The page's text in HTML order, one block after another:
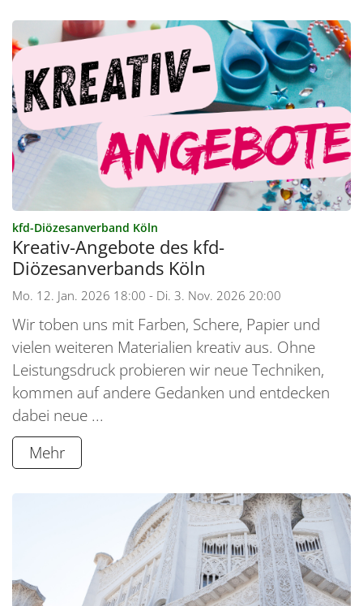
kfd-Diözesanverband Köln
Kreativ-Angebote des kfd-
Diözesanverbands Köln
Mo. 12. Jan. 2026 18:00 - Di. 3. Nov. 2026 20:00
Wir toben uns mit Farben, Schere, Papier und
vielen weiteren Materialien kreativ aus. Ohne
Leistungsdruck probieren wir neue Techniken,
kommen auf andere Gedanken und entdecken
dabei neue ...
Mehr